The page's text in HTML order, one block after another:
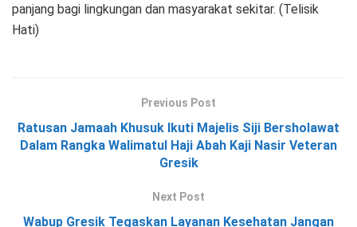
panjang bagi lingkungan dan masyarakat sekitar. (Telisik
Hati)
Previous Post
Ratusan Jamaah Khusuk Ikuti Majelis Siji Bersholawat
Dalam Rangka Walimatul Haji Abah Kaji Nasir Veteran
Gresik
Next Post
Wabup Gresik Tegaskan Layanan Kesehatan Jangan